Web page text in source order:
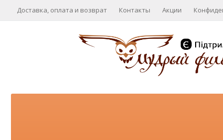
Доставка, оплата и возврат Контакты Акции